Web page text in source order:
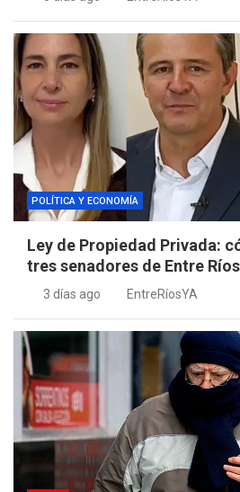
POLÍTICA Y ECONOMÍA
Ley de Propiedad Privada:
tres senadores de Entre Ríos
3 días ago EntreRíosYA